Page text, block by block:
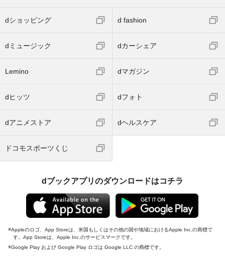
dショッピング d fashion
dミュージック dカーシェア
Lemino dマガジン
dヒッツ dフォト
dアニメストア dヘルスケア
ドコモスポーツくじ
dブックアプリのダウンロードはコチラ
Appleのロゴ、App Storeは、米国もしくはその他の国や地域におけるApple Inc.の商標で
す。App Storeは、Apple Inc.のサービスマークです。
Google Play および Google Play ロゴは Google LLC の商標です。